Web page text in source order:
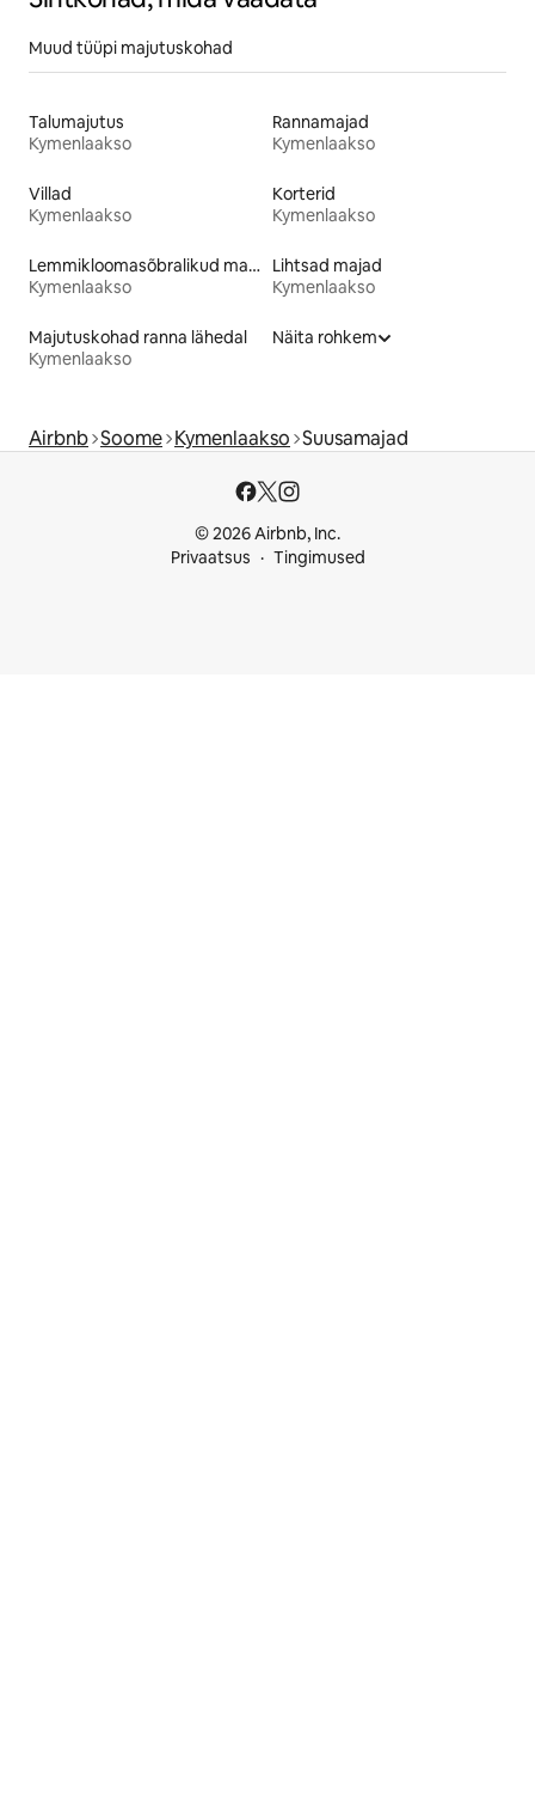
Muud tüüpi majutuskohad
Talumajutus
Kymenlaakso
Rannamajad
Kymenlaakso
Villad
Kymenlaakso
Korterid
Kymenlaakso
Lemmikloomasõbralikud majutuskohad
Kymenlaakso
Lihtsad majad
Kymenlaakso
Majutuskohad ranna lähedal
Kymenlaakso
Näita rohkem
Airbnb Soome Kymenlaakso Suusamajad
© 2026 Airbnb, Inc.
Privaatsus
Tingimused